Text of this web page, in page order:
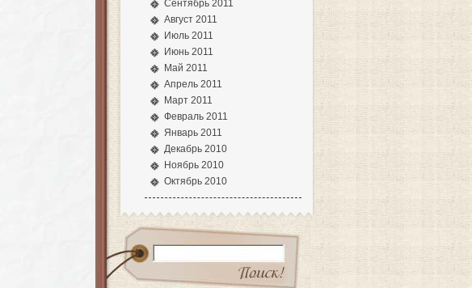
Сентябрь 2011
Август 2011
Июль 2011
Июнь 2011
Май 2011
Апрель 2011
Март 2011
Февраль 2011
Январь 2011
Декабрь 2010
Ноябрь 2010
Октябрь 2010